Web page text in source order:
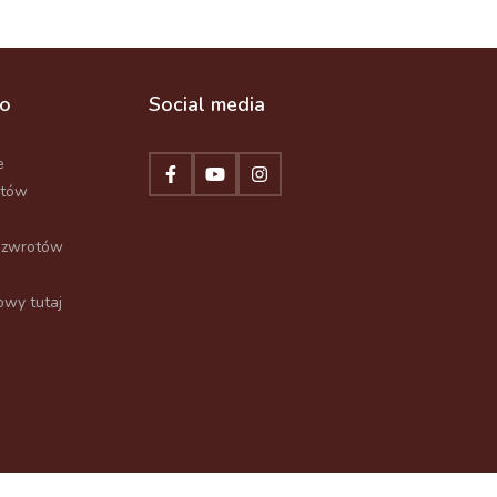
tutaj
Social media
Projekt i wykonanie:MGroup